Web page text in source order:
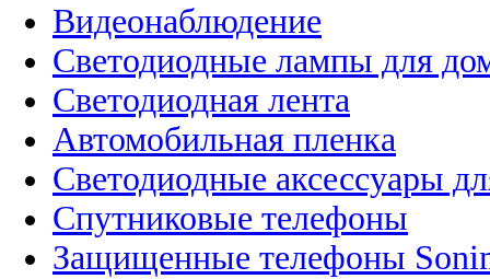
Видеонаблюдение
Светодиодные лампы для
Светодиодная лента
Автомобильная пленка
Светодиодные аксессуары
Спутниковые телефоны
Защищенные телефоны